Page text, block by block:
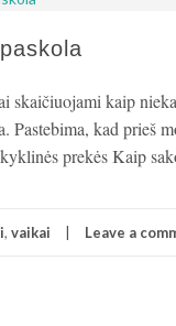
skaičiuojami kaip
kad prieš
prekės Kaip
, vaikai Leave a